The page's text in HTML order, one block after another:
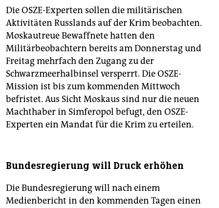
Die OSZE-Experten sollen die militärischen
Aktivitäten Russlands auf der Krim beobachten.
Moskautreue Bewaffnete hatten den
Militärbeobachtern bereits am Donnerstag und
Freitag mehrfach den Zugang zu der
Schwarzmeerhalbinsel versperrt. Die OSZE-
Mission ist bis zum kommenden Mittwoch
befristet. Aus Sicht Moskaus sind nur die neuen
Machthaber in Simferopol befugt, den OSZE-
Experten ein Mandat für die Krim zu erteilen.
Bundesregierung will Druck erhöhen
Die Bundesregierung will nach einem
Medienbericht in den kommenden Tagen einen